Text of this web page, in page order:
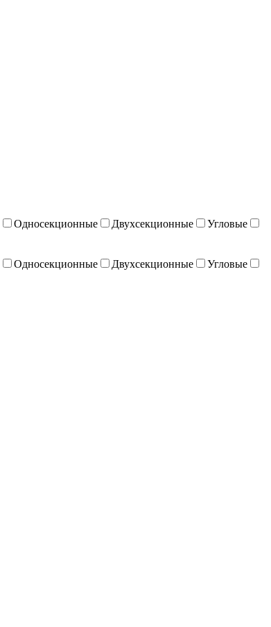
Односекционные Двухсекционные
Угловые
Односекционные Двухсекционные
Угловые